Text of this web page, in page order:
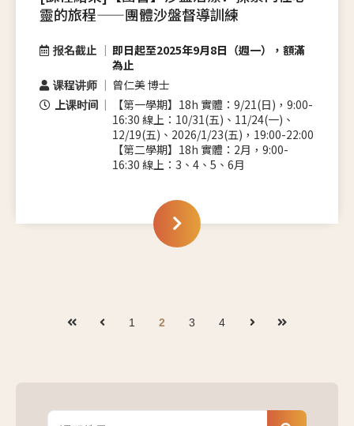
靈的旅程——團體沙盤督導訓練
报名截止
即日起至2025年9月8日（週一），額滿
為止
课程讲师
曾仁美 博士
上课时间
【第一學期】18h 實體：9/21(日)，9:00-
16:30 線上：10/31(五)、11/24(一)、
12/19(五)、2026/1/23(五)，19:00-22:00
【第二學期】18h 實體：2月，9:00-
16:30 線上：3、4、5、6月
1 2 3 4